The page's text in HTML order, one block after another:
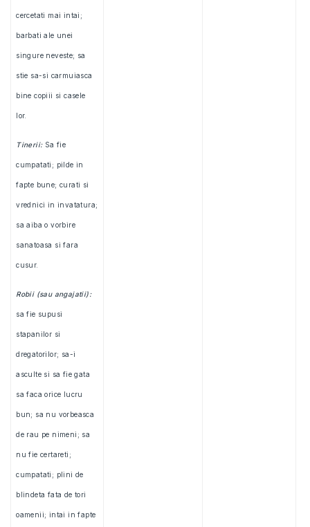
cercetati mai intai;
barbati ale unei
singure neveste; sa
stie sa-si carmuiasca
bine copiii si casele
lor.
Tinerii:Sa fie
cumpatati; pilde in
fapte bune; curati si
vrednici in invatatura;
sa aiba o vorbire
sanatoasa si fara
cusur.
Robii (sau angajatii):
sa fie supusi
stapanilor si
dregatorilor; sa-i
asculte si sa fie gata
sa faca orice lucru
bun; sa nu vorbeasca
de rau pe nimeni; sa
nu fie certareti;
cumpatati; plini de
blindeta fata de tori
oamenii; intai in fapte